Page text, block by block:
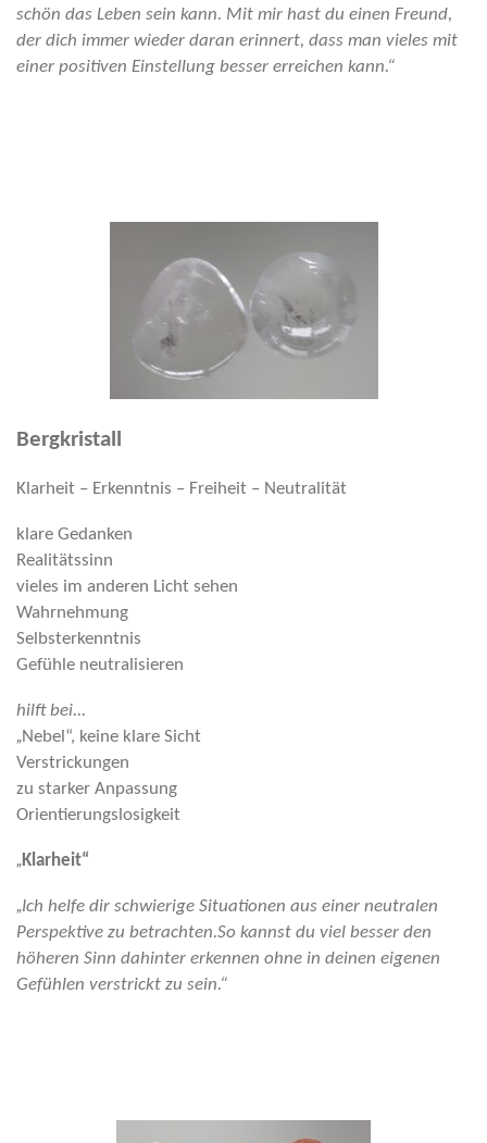
schön das Leben sein kann. Mit mir hast du einen Freund,
der dich immer wieder daran erinnert, dass man vieles mit
einer positiven Einstellung besser erreichen kann.“
Bergkristall
Klarheit – Erkenntnis – Freiheit – Neutralität
klare Gedanken
Realitätssinn
vieles im anderen Licht sehen
Wahrnehmung
Selbsterkenntnis
Gefühle neutralisieren
hilft bei...
„Nebel“, keine klare Sicht
Verstrickungen
zu starker Anpassung
Orientierungslosigkeit
„Klarheit“
„Ich helfe dir schwierige Situationen aus einer neutralen
Perspektive zu betrachten.So kannst du viel besser den
höheren Sinn dahinter erkennen ohne in deinen eigenen
Gefühlen verstrickt zu sein.“